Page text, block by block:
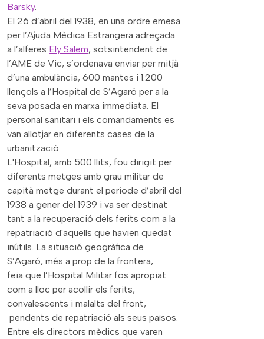
Barsky.
El 26 d’abril del 1938, en una ordre emesa
per l’Ajuda Mèdica Estrangera adreçada
a l’alferes Ely Salem, sotsintendent de
l’AME de Vic, s’ordenava enviar per mitjà
d’una ambulància, 600 mantes i 1.200
llençols a l’Hospital de S’Agaró per a la
seva posada en marxa immediata. El
personal sanitari i els comandaments es
van allotjar en diferents cases de la
urbanització
L'Hospital, amb 500 llits, fou dirigit per
diferents metges amb grau militar de
capità metge durant el període d’abril del
1938 a gener del 1939 i va ser destinat
tant a la recuperació dels ferits com a la
repatriació d'aquells que havien quedat
inútils. La situació geogràfica de
S’Agaró, més a prop de la frontera,
feia que l’Hospital Militar fos apropiat
com a lloc per acollir els ferits,
convalescents i malalts del front,
pendents de repatriació als seus països.
Entre els directors mèdics que varen